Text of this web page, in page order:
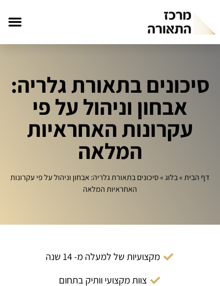
סיכונים בתאורת גלריה:
אבחון וניהול על פי
עקרונות האחראיות
המלאה
דף הבית»בלוג»סיכונים בתאורת גלריה: אבחון וניהול על פי עקרונות
האחראיות המלאה
מקצועיות של למעלה מ- 14 שנה
צוות מקצועי וותיק בתחום